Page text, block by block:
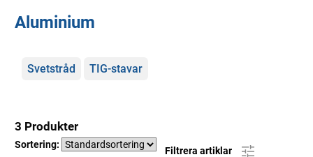
Aluminium
Kategorier
Svetstråd TIG-stavar
3 Produkter
Sortering:
Filtrera artiklar